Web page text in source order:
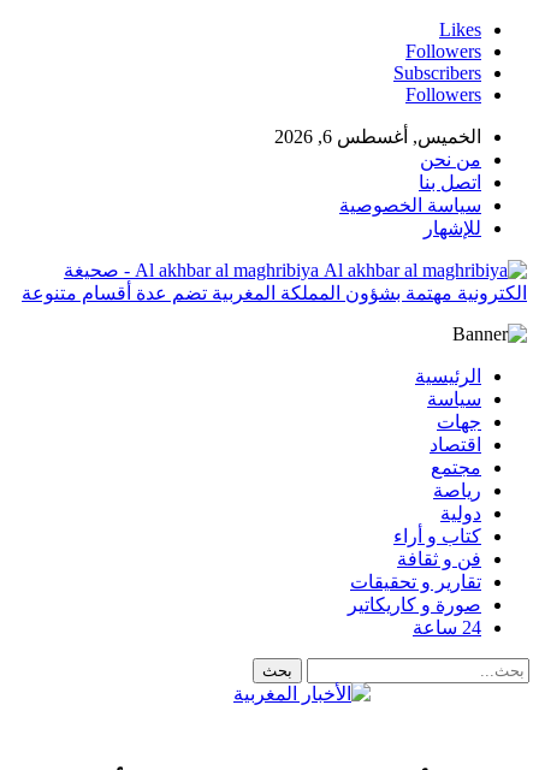
Likes
Followers
Subscribers
Followers
الخميس, أغسطس 6, 2026
من نحن
اتصل بنا
سياسة الخصوصية
للإشهار
Al akhbar al maghribiya - صحيغة
الكترونية مهتمة بشؤون المملكة المغربية تضم عدة أقسام متنوعة
الرئيسية
سياسة
جهات
اقتصاد
مجتمع
رياصة
دولية
كتاب و أراء
فن و ثقافة
تقارير و تحقيقات
صورة و كاريكاتير
24 ساعة